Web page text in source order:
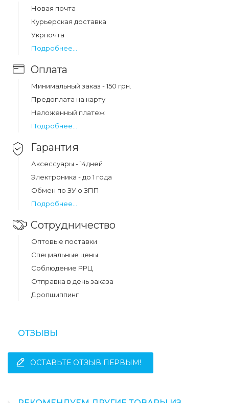
Какая цена на чехол full protection xiaomi poco
x3/x3 nfc/x3 pro blue?
Цена на чехол full protection xiaomi poco x3/x3 nfc/x3
pro blue составляет 220 грн.
Новая почта
Курьерская доставка
Укрпочта
Подробнее...
Оплата
Минимальный заказ - 150 грн.
Предоплата на карту
Наложенный платеж
Подробнее...
Гарантия
Аксессуары - 14дней
Электроника - до 1 года
Обмен по ЗУ о ЗПП
Подробнее...
Сотрудничество
Оптовые поставки
Специальные цены
Соблюдение РРЦ
Отправка в день заказа
Дропшиппинг
ОТЗЫВЫ
ОСТАВЬТЕ ОТЗЫВ ПЕРВЫМ!